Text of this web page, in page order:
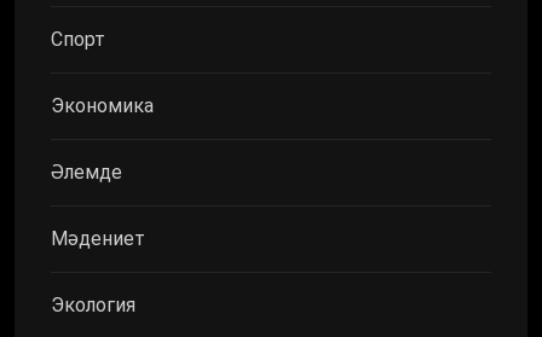
Спорт
Экономика
Әлемде
Мәдениет
Экология